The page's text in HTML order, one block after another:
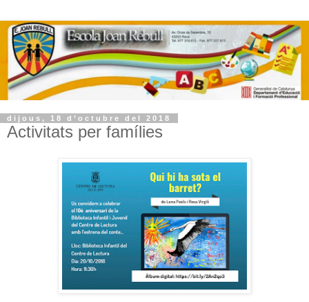
dijous, 18 d’octubre del 2018
Activitats per famílies